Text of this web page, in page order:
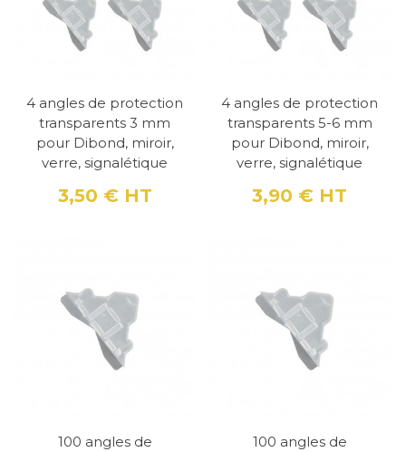
4 angles de protection
transparents 3 mm
pour Dibond, miroir,
verre, signalétique
Prix
3,50 € HT
4 angles de protection
transparents 5-6 mm
pour Dibond, miroir,
verre, signalétique
Prix
3,90 € HT
100 angles de
100 angles de